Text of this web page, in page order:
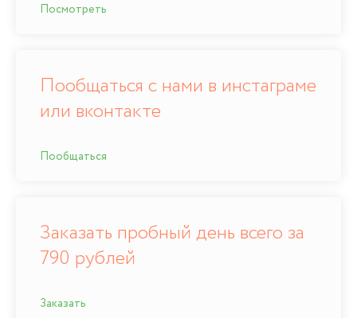
Посмотреть
Пообщаться с нами в инстаграме
или вконтакте
Пообщаться
Заказать пробный день всего за
790 рублей
Заказать